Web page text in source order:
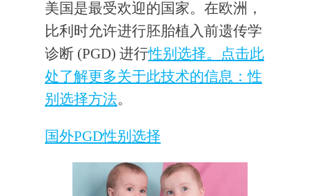
美国是最受欢迎的国家。在欧洲，
比利时允许进行胚胎植入前遗传学
诊断 (PGD) 进行性别选择。点击此
处了解更多关于此技术的信息：性
别选择方法。
国外PGD性别选择